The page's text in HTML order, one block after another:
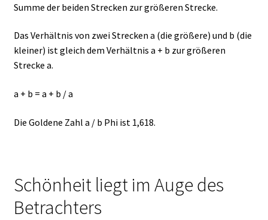
Summe der beiden Strecken zur größeren Strecke.
Das Verhältnis von zwei Strecken a (die größere) und b (die
kleiner) ist gleich dem Verhältnis a + b zur größeren
Strecke a.
a + b = a + b / a
Die Goldene Zahl a / b Phi ist 1,618.
Schönheit liegt im Auge des
Betrachters